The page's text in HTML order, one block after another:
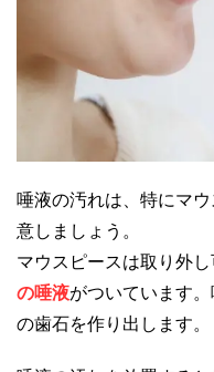
唾液の汚れは、特にマ
意しましょう。
マウスピースは取り外し
の唾液がついています
の歯石を作り出します。